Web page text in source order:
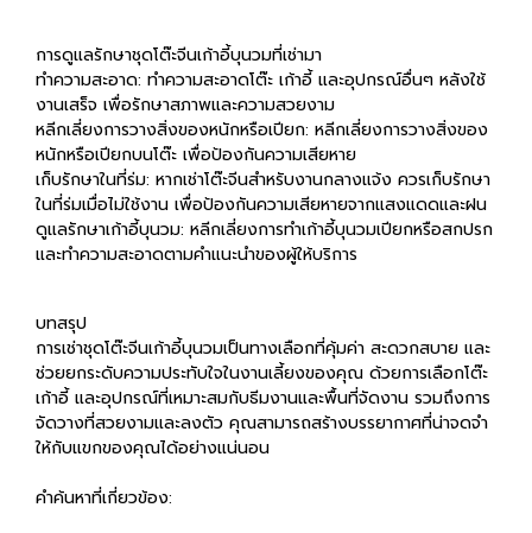
การดูแลรักษาชุดโต๊ะจีนเก้าอี้บุนวมที่เช่ามา
ทำความสะอาด: ทำความสะอาดโต๊ะ เก้าอี้ และอุปกรณ์อื่นๆ หลังใช้
งานเสร็จ เพื่อรักษาสภาพและความสวยงาม
หลีกเลี่ยงการวางสิ่งของหนักหรือเปียก: หลีกเลี่ยงการวางสิ่งของ
หนักหรือเปียกบนโต๊ะ เพื่อป้องกันความเสียหาย
เก็บรักษาในที่ร่ม: หากเช่าโต๊ะจีนสำหรับงานกลางแจ้ง ควรเก็บรักษา
ในที่ร่มเมื่อไม่ใช้งาน เพื่อป้องกันความเสียหายจากแสงแดดและฝน
ดูแลรักษาเก้าอี้บุนวม: หลีกเลี่ยงการทำเก้าอี้บุนวมเปียกหรือสกปรก
และทำความสะอาดตามคำแนะนำของผู้ให้บริการ
บทสรุป
การเช่าชุดโต๊ะจีนเก้าอี้บุนวมเป็นทางเลือกที่คุ้มค่า สะดวกสบาย และ
ช่วยยกระดับความประทับใจในงานเลี้ยงของคุณ ด้วยการเลือกโต๊ะ
เก้าอี้ และอุปกรณ์ที่เหมาะสมกับธีมงานและพื้นที่จัดงาน รวมถึงการ
จัดวางที่สวยงามและลงตัว คุณสามารถสร้างบรรยากาศที่น่าจดจำ
ให้กับแขกของคุณได้อย่างแน่นอน
คำค้นหาที่เกี่ยวข้อง: